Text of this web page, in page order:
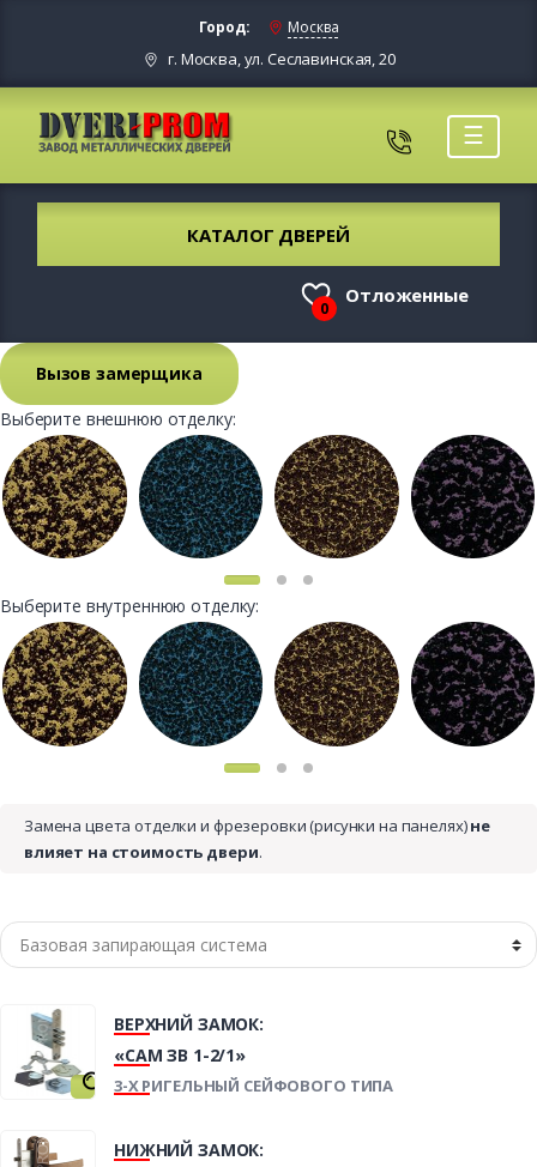
Город: Москва
г. Москва, ул. Сеславинская, 20
☰
КАТАЛОГ ДВЕРЕЙ
0
Отложенные
Вызов замерщика
Выберите внешнюю отделку:
Выберите внутреннюю отделку:
Замена цвета отделки и фрезеровки (рисунки на панелях)не
влияет на стоимость двери.
ВЕРХНИЙ ЗАМОК:
«САМ ЗВ 1-2/1»
3-Х РИГЕЛЬНЫЙ СЕЙФОВОГО ТИПА
НИЖНИЙ ЗАМОК: